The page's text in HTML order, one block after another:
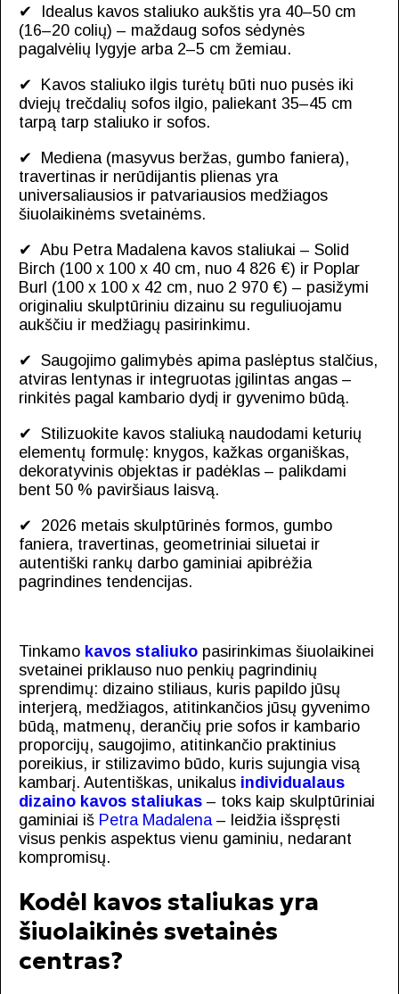
✔ Idealus kavos staliuko aukštis yra 40–50 cm
(16–20 colių) – maždaug sofos sėdynės
pagalvėlių lygyje arba 2–5 cm žemiau.
✔ Kavos staliuko ilgis turėtų būti nuo pusės iki
dviejų trečdalių sofos ilgio, paliekant 35–45 cm
tarpą tarp staliuko ir sofos.
✔ Mediena (masyvus beržas, gumbo faniera),
travertinas ir nerūdijantis plienas yra
universaliausios ir patvariausios medžiagos
šiuolaikinėms svetainėms.
✔ Abu Petra Madalena kavos staliukai – Solid
Birch (100 x 100 x 40 cm, nuo 4 826 €) ir Poplar
Burl (100 x 100 x 42 cm, nuo 2 970 €) – pasižymi
originaliu skulptūriniu dizainu su reguliuojamu
aukščiu ir medžiagų pasirinkimu.
✔ Saugojimo galimybės apima paslėptus stalčius,
atviras lentynas ir integruotas įgilintas angas –
rinkitės pagal kambario dydį ir gyvenimo būdą.
✔ Stilizuokite kavos staliuką naudodami keturių
elementų formulę: knygos, kažkas organiškas,
dekoratyvinis objektas ir padėklas – palikdami
bent 50 % paviršiaus laisvą.
✔ 2026 metais skulptūrinės formos, gumbo
faniera, travertinas, geometriniai siluetai ir
autentiški rankų darbo gaminiai apibrėžia
pagrindines tendencijas.
Tinkamo kavos staliuko pasirinkimas šiuolaikinei
svetainei priklauso nuo penkių pagrindinių
sprendimų: dizaino stiliaus, kuris papildo jūsų
interjerą, medžiagos, atitinkančios jūsų gyvenimo
būdą, matmenų, derančių prie sofos ir kambario
proporcijų, saugojimo, atitinkančio praktinius
poreikius, ir stilizavimo būdo, kuris sujungia visą
kambarį. Autentiškas, unikalus individualaus
dizaino kavos staliukas – toks kaip skulptūriniai
gaminiai iš Petra Madalena– leidžia išspręsti
visus penkis aspektus vienu gaminiu, nedarant
kompromisų.
Kodėl kavos staliukas yra
šiuolaikinės svetainės
centras?